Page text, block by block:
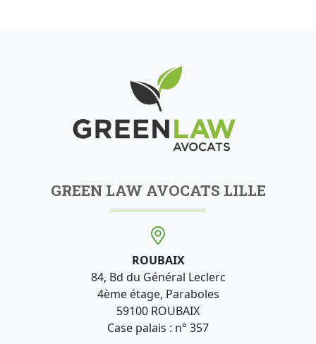
GREEN LAW AVOCATS LILLE
ROUBAIX
84, Bd du Général Leclerc
4ème étage, Paraboles
59100 ROUBAIX
Case palais : n° 357